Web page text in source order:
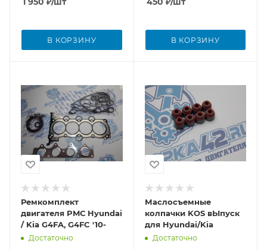
В КОРЗИНУ В КОРЗИНУ
Ремкомплект
двигателя PMС Hyundai
/ Kia G4FA, G4FC '10-
Достаточно
Маслосъемные
колпачки KOS вЫпуск
для Hyundai/Kia
Достаточно